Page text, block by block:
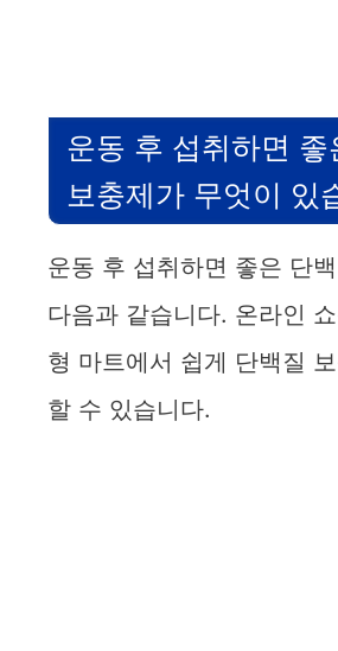
운동 후 섭취하면 좋
보충제가 무엇이 있
운동 후 섭취하면 좋은 단
다음과 같습니다. 온라인
형 마트에서 쉽게 단백질
할 수 있습니다.